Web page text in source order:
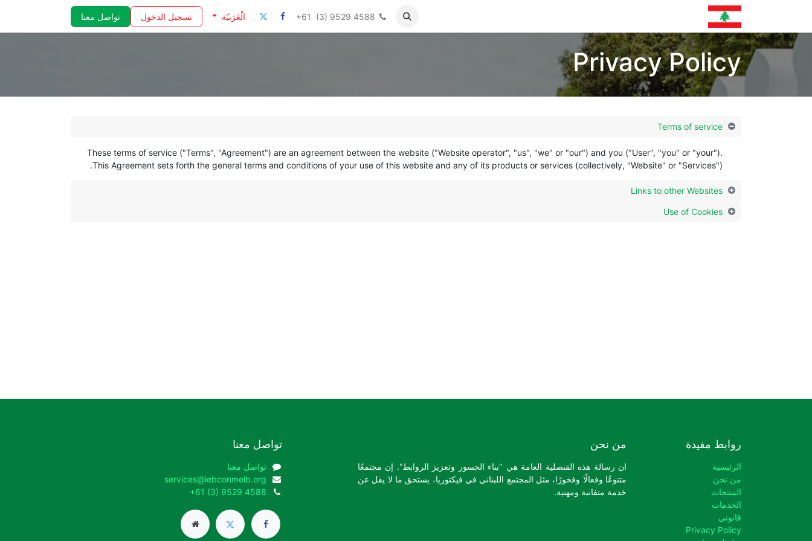
تواصل معنا +61 (3) 9529 4588 الْعَرَبيّة تسجيل الدخول تواصل معنا
Privacy Policy
Terms of service
These terms of service ("Terms", "Agreement") are an agreement between the website ("Website operator", "us", "we" or "our") and you ("User", "you" or "your").
This Agreement sets forth the general terms and conditions of your use of this website and any of its products or services (collectively, "Website" or "Services").
Links to other Websites
Use of Cookies
روابط مفيدة
الرئيسية
من نحن
المنتجات
الخدمات
قانوني
Privacy Policy
من نحن
ان رسالة هذه القنصلية العامة هي "بناء الجسور وتعزيز الروابط". إن مجتمعًا
متنوعًا وفعالًا وفخورًا، مثل المجتمع اللبناني في فيكتوريا، يستحق ما لا يقل عن
خدمة متفانية ومهنية.
تواصل معنا
تواصل معنا
services@lebconmelb.org
+61 (3) 9529 4588